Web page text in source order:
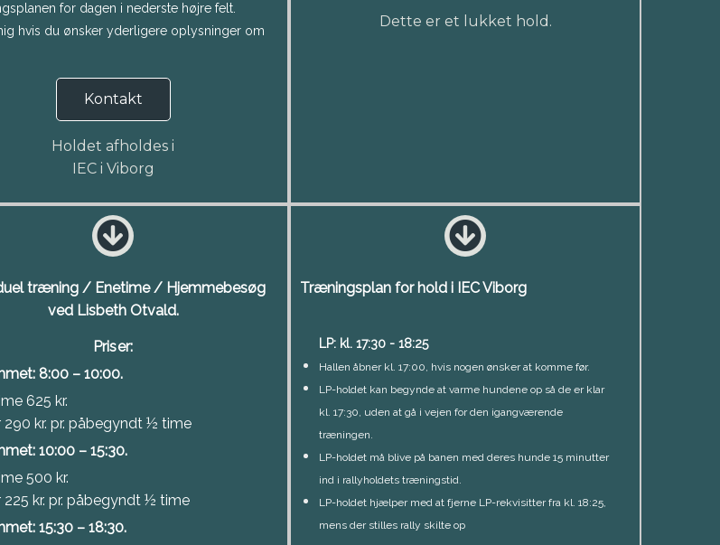
for dagen i nederste højre felt.
hvis du ønsker yderligere oplysninger om
Kontakt
Holdet afholdes i
IEC i Viborg
Dette er et lukket hold.
træning / Enetime / Hjemmebesøg
ved Lisbeth Otvald.
Priser:
8:00 – 10:00.
625 kr.
kr. pr. påbegyndt ½ time
10:00 – 15:30.
500 kr.
kr. pr. påbegyndt ½ time
15:30 – 18:30.
Træningsplan for hold i IEC Viborg
LP: kl. 17:30 - 18:25
Hallen åbner kl. 17:00, hvis nogen ønsker at komme før.
LP-holdet kan begynde at varme hundene op så de er klar
kl. 17:30, uden at gå i vejen for den igangværende
træningen.
LP-holdet må blive på banen med deres hunde 15 minutter
ind i rallyholdets træningstid.
LP-holdet hjælper med at fjerne LP-rekvisitter fra kl. 18:25,
mens der stilles rally skilte op